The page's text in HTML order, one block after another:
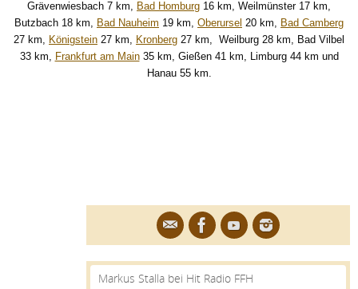
Grävenwiesbach 7 km, Bad Homburg 16 km, Weilmünster 17 km,
Butzbach 18 km, Bad Nauheim 19 km, Oberursel 20 km, Bad Camberg
27 km, Königstein 27 km, Kronberg 27 km, Weilburg 28 km, Bad Vilbel
33 km, Frankfurt am Main35 km, Gießen 41 km, Limburg 44 km und
Hanau 55 km.
Markus Stalla bei Hit Radio FFH